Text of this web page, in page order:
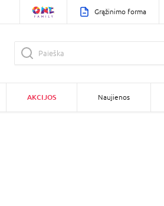
Grąžinimo forma
AKCIJOS Naujienos